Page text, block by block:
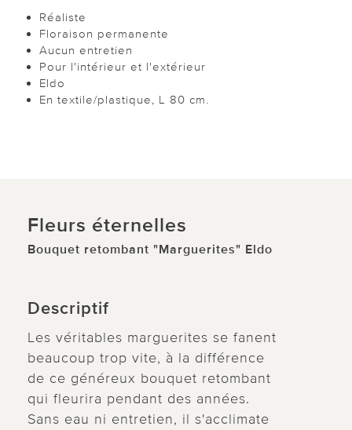
Réaliste
Floraison permanente
Aucun entretien
Pour l'intérieur et l'extérieur
Eldo
En textile/plastique, L 80 cm.
Fleurs éternelles
Bouquet retombant "Marguerites" Eldo
Descriptif
Les véritables marguerites se fanent
beaucoup trop vite, à la différence
de ce généreux bouquet retombant
qui fleurira pendant des années.
Sans eau ni entretien, il s'acclimate